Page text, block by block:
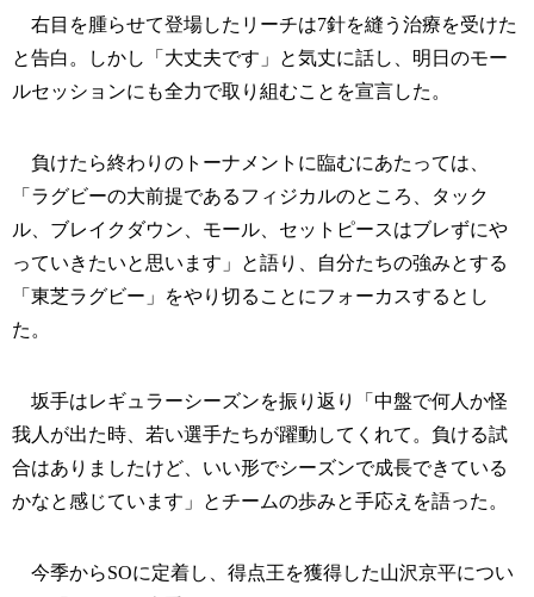
右目を腫らせて登場したリーチは7針を縫う治療を受けた
と告白。しかし「大丈夫です」と気丈に話し、明日のモー
ルセッションにも全力で取り組むことを宣言した。
負けたら終わりのトーナメントに臨むにあたっては、
「ラグビーの大前提であるフィジカルのところ、タック
ル、ブレイクダウン、モール、セットピースはブレずにや
っていきたいと思います」と語り、自分たちの強みとする
「東芝ラグビー」をやり切ることにフォーカスするとし
た。
坂手はレギュラーシーズンを振り返り「中盤で何人か怪
我人が出た時、若い選手たちが躍動してくれて。負ける試
合はありましたけど、いい形でシーズンで成長できている
かなと感じています」とチームの歩みと手応えを語った。
今季からSOに定着し、得点王を獲得した山沢京平につい